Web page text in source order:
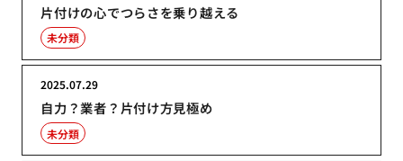
片付けの心でつらさを乗り越える
未分類
自力？業者？片付け方見極め
2025.07.29
未分類